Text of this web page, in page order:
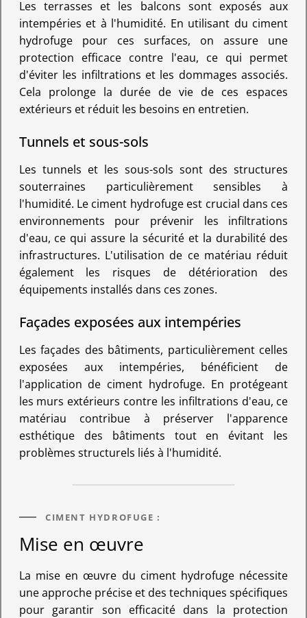
Les terrasses et les balcons sont exposés aux
intempéries et à l'humidité. En utilisant du ciment
hydrofuge pour ces surfaces, on assure une
protection efficace contre l'eau, ce qui permet
d'éviter les infiltrations et les dommages associés.
Cela prolonge la durée de vie de ces espaces
extérieurs et réduit les besoins en entretien.
Tunnels et sous-sols
Les tunnels et les sous-sols sont des structures
souterraines particulièrement sensibles à
l'humidité. Le ciment hydrofuge est crucial dans ces
environnements pour prévenir les infiltrations
d'eau, ce qui assure la sécurité et la durabilité des
infrastructures. L'utilisation de ce matériau réduit
également les risques de détérioration des
équipements installés dans ces zones.
Façades exposées aux intempéries
Les façades des bâtiments, particulièrement celles
exposées aux intempéries, bénéficient de
l'application de ciment hydrofuge. En protégeant
les murs extérieurs contre les infiltrations d'eau, ce
matériau contribue à préserver l'apparence
esthétique des bâtiments tout en évitant les
problèmes structurels liés à l'humidité.
CIMENT HYDROFUGE :
Mise en œuvre
La mise en œuvre du ciment hydrofuge nécessite
une approche précise et des techniques spécifiques
pour garantir son efficacité dans la protection